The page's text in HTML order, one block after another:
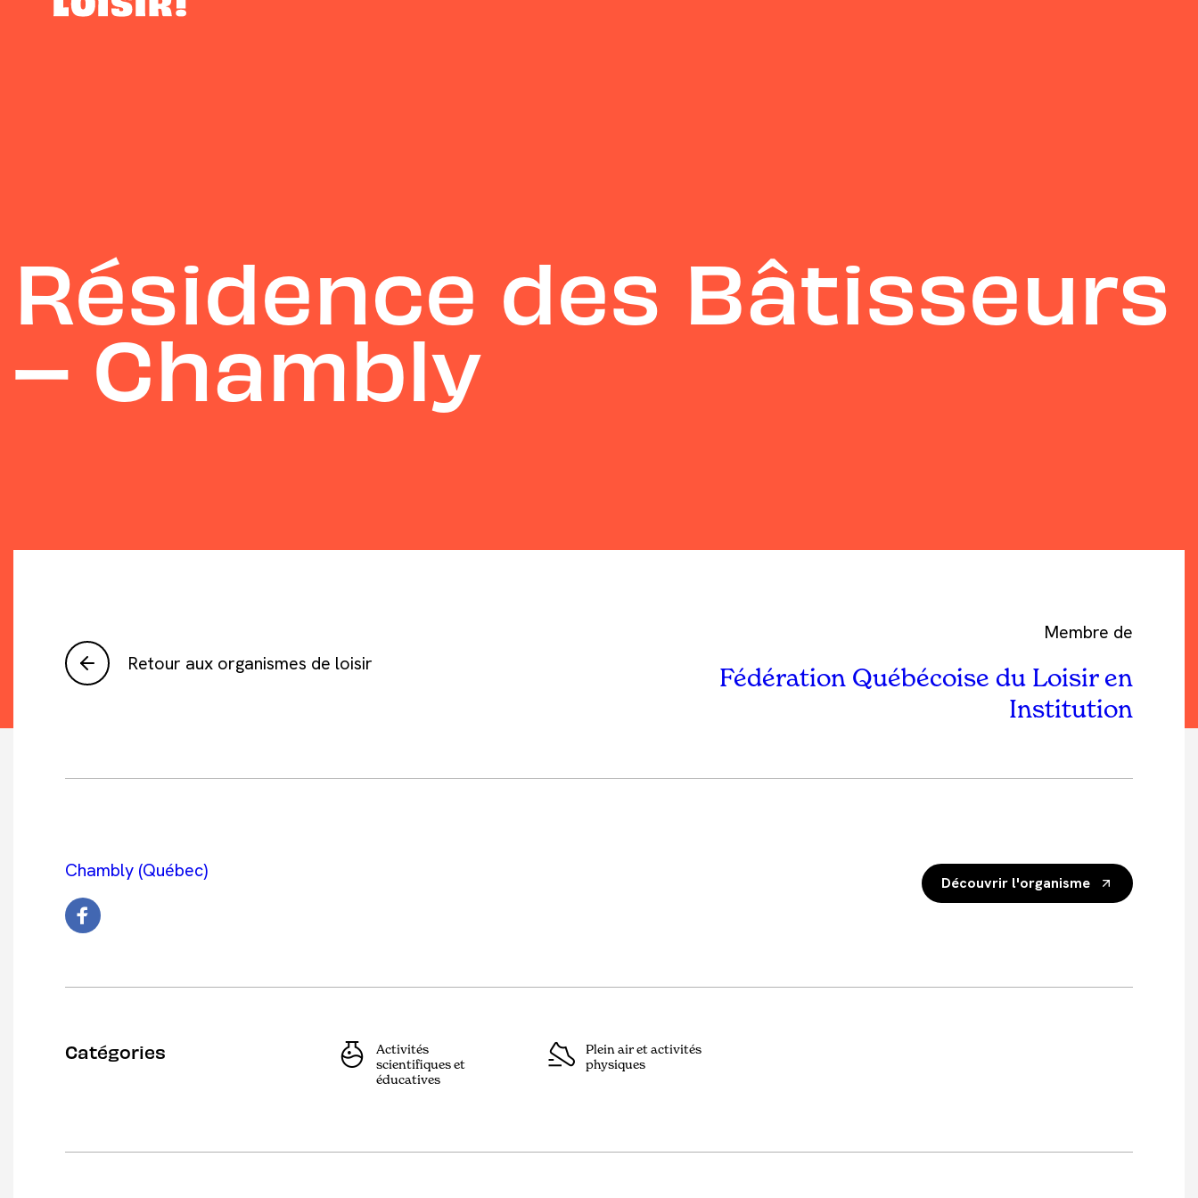
Résidence des Bâtisseurs
– Chambly
Retour aux organismes de loisir
Membre de
Fédération Québécoise du Loisir en
Institution
Chambly (Québec)
Découvrir l'organisme
Catégories
Activités
scientifiques et
éducatives
Plein air et activités
physiques